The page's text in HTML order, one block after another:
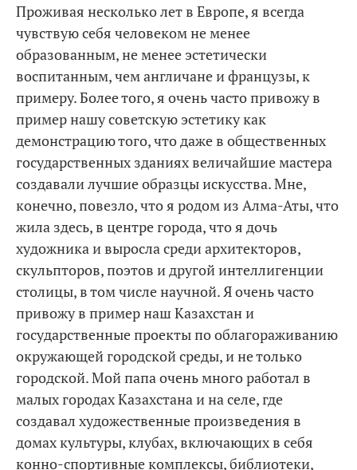
Проживая несколько лет в Европе, я всегда
чувствую себя человеком не менее
образованным, не менее эстетически
воспитанным, чем англичане и французы, к
примеру. Более того, я очень часто привожу в
пример нашу советскую эстетику как
демонстрацию того, что даже в общественных
государственных зданиях величайшие мастера
создавали лучшие образцы искусства. Мне,
конечно, повезло, что я родом из Алма-Аты, что
жила здесь, в центре города, что я дочь
художника и выросла среди архитекторов,
скульпторов, поэтов и другой интеллигенции
столицы, в том числе научной. Я очень часто
привожу в пример наш Казахстан и
государственные проекты по облагораживанию
окружающей городской среды, и не только
городской. Мой папа очень много работал в
малых городах Казахстана и на селе, где
создавал художественные произведения в
домах культуры, клубах, включающих в себя
конно-спортивные комплексы, библиотеки,